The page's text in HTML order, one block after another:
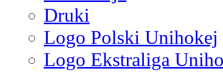
Druki
Logo Polski Unihokej
Logo Ekstraliga